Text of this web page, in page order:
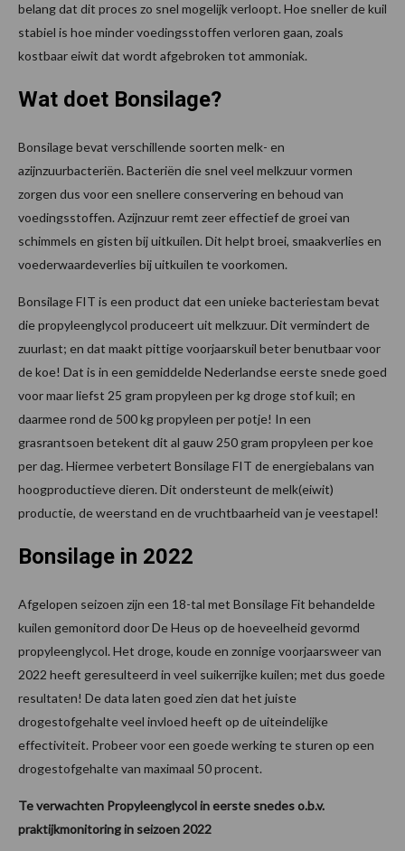
belang dat dit proces zo snel mogelijk verloopt. Hoe sneller de kuil
stabiel is hoe minder voedingsstoffen verloren gaan, zoals
kostbaar eiwit dat wordt afgebroken tot ammoniak.
Wat doet Bonsilage?
Bonsilage bevat verschillende soorten melk- en
azijnzuurbacteriën. Bacteriën die snel veel melkzuur vormen
zorgen dus voor een snellere conservering en behoud van
voedingsstoffen. Azijnzuur remt zeer effectief de groei van
schimmels en gisten bij uitkuilen. Dit helpt broei, smaakverlies en
voederwaardeverlies bij uitkuilen te voorkomen.
Bonsilage FIT is een product dat een unieke bacteriestam bevat
die propyleenglycol produceert uit melkzuur. Dit vermindert de
zuurlast; en dat maakt pittige voorjaarskuil beter benutbaar voor
de koe! Dat is in een gemiddelde Nederlandse eerste snede goed
voor maar liefst 25 gram propyleen per kg droge stof kuil; en
daarmee rond de 500 kg propyleen per potje! In een
grasrantsoen betekent dit al gauw 250 gram propyleen per koe
per dag. Hiermee verbetert Bonsilage FIT de energiebalans van
hoogproductieve dieren. Dit ondersteunt de melk(eiwit)
productie, de weerstand en de vruchtbaarheid van je veestapel!
Bonsilage in 2022
Afgelopen seizoen zijn een 18-tal met Bonsilage Fit behandelde
kuilen gemonitord door De Heus op de hoeveelheid gevormd
propyleenglycol. Het droge, koude en zonnige voorjaarsweer van
2022 heeft geresulteerd in veel suikerrijke kuilen; met dus goede
resultaten! De data laten goed zien dat het juiste
drogestofgehalte veel invloed heeft op de uiteindelijke
effectiviteit. Probeer voor een goede werking te sturen op een
drogestofgehalte van maximaal 50 procent.
Te verwachten Propyleenglycol in eerste snedes o.b.v.
praktijkmonitoring in seizoen 2022